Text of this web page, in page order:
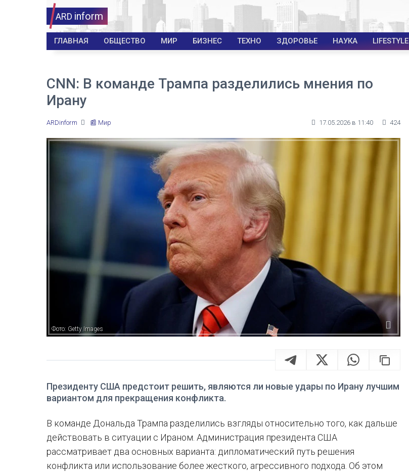
ARD inform
ГЛАВНАЯ ОБЩЕСТВО МИР БИЗНЕС ТЕХНО ЗДОРОВЬЕ НАУКА LIFESTYLE
CNN: В команде Трампа разделились мнения по
Ирану
ARDinform 📰 Мир 17.05.2026 в 11:40 424
Фото: Getty Images
Президенту США предстоит решить, являются ли новые удары по Ирану лучшим
вариантом для прекращения конфликта.
В команде Дональда Трампа разделились взгляды относительно того, как дальше
действовать в ситуации с Ираном. Администрация президента США
рассматривает два основных варианта: дипломатический путь решения
конфликта или использование более жесткого, агрессивного подхода. Об этом